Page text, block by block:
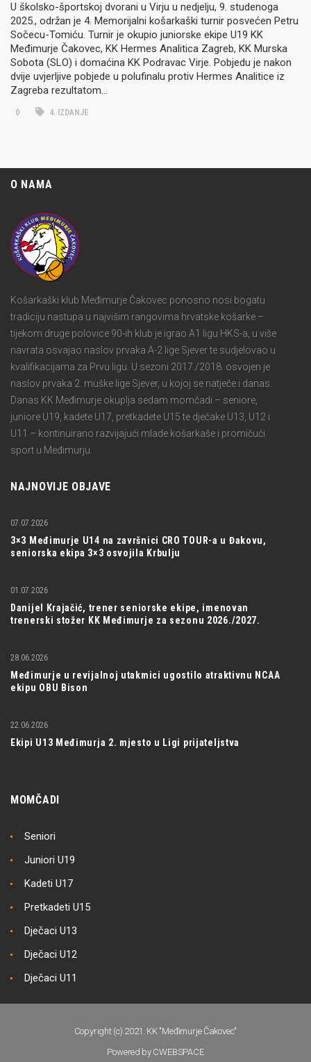
U školsko-športskoj dvorani u Virju u nedjelju, 9. studenoga
2025., održan je 4. Memorijalni košarkaški turnir posvećen Petru
Sočecu-Tomiću. Turnir je okupio juniorske ekipe U19 KK
Međimurje Čakovec, KK Hermes Analitica Zagreb, KK Murska
Sobota (SLO) i domaćina KK Podravac Virje. Pobjedu je nakon
dvije uvjerljive pobjede u polufinalu protiv Hermes Analitice iz
Zagreba rezultatom…
0 4. IZDANJE
O NAMA
Košarkaški klub Međimurje Čakovec ponosno nosi bogatu
tradiciju nastupa u najvišim rangovima hrvatske košarke –
tijekom druge polovice 90-ih klub je igrao A1 ligu HKS-a, u više
navrata osvajao naslov prvaka A-2 lige Sjever te sudjelovao u
kvalifikacijama za Prvu ligu. U sezoni 2017./2018. osvojen je
naslov prvaka 2. muške lige Sjever, u kojoj se natječe i danas.
Danas KK Međimurje okuplja sedam momčadi – seniore,
juniore U19, kadete U17, pretkadete U15 te dječake U13, U12 i
U11 – kontinuirano razvijajući mlade košarkaše i promičući
sport u Međimurju.
NAJNOVIJE OBJAVE
3×3 Međimurje U14 na završnici CRO TOUR-a u Đakovu,
seniorska ekipa 3×3 osvojila Krbulju
07.07.2026
Danijel Krajačić, trener seniorske ekipe, imenovan
trenerski stožer KK Međimurje za sezonu 2026./2027.
01.07.2026
Međimurje u revijalnoj utakmici ugostilo atraktivnu NCAA
ekipu OBU Bison
28.06.2026
Ekipi U13 Međimurja 2. mjesto u Ligi prijateljstva
22.06.2026
MOMČADI
Seniori
Juniori U19
Kadeti U17
Pretkadeti U15
Dječaci U13
Dječaci U12
Dječaci U11
Copyright (c) 2021. KK "Međimurje Čakovec"
Powered by CWEBSPACE